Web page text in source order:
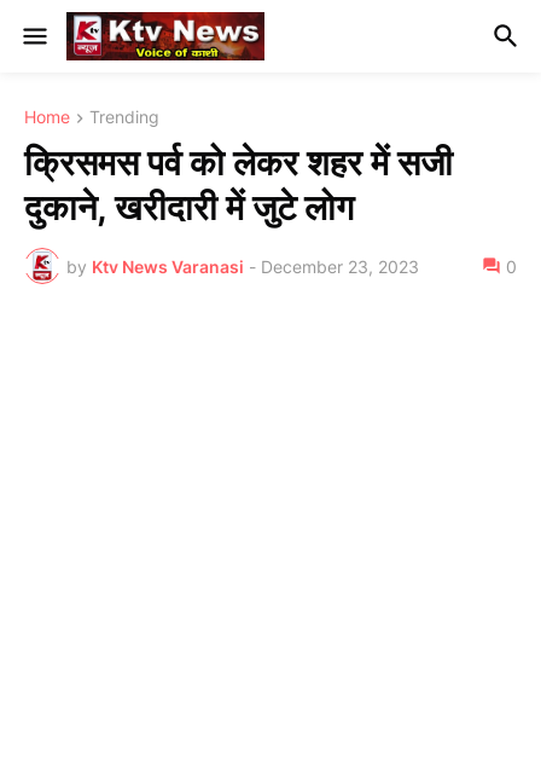
Home Trending
क्रिसमस पर्व को लेकर शहर में सजी
दुकाने, खरीदारी में जुटे लोग
by Ktv News Varanasi - December 23, 2023 0